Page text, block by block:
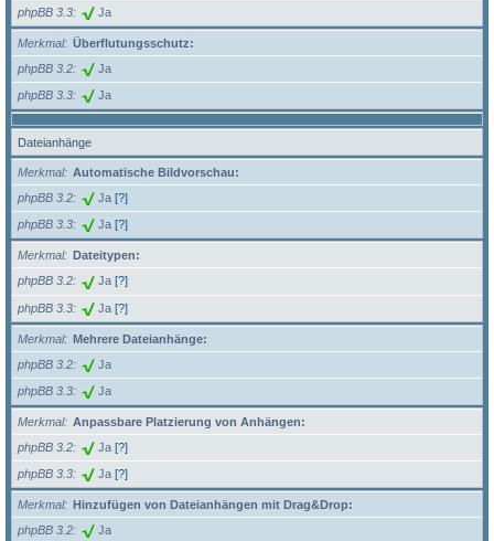
phpBB 3.3 Ja
Merkmal
Überflutungsschutz:
phpBB 3.2
Ja
phpBB 3.3 Ja
Dateianhänge
Merkmal
Automatische Bildvorschau:
phpBB 3.2
Ja [?]
phpBB 3.3 Ja [?]
Merkmal
Dateitypen:
phpBB 3.2
Ja [?]
phpBB 3.3 Ja [?]
Merkmal
Mehrere Dateianhänge:
phpBB 3.2
Ja
phpBB 3.3 Ja
Merkmal
Anpassbare Platzierung von Anhängen:
phpBB 3.2
Ja [?]
phpBB 3.3 Ja [?]
Merkmal
Hinzufügen von Dateianhängen mit Drag&Drop:
phpBB 3.2
Ja